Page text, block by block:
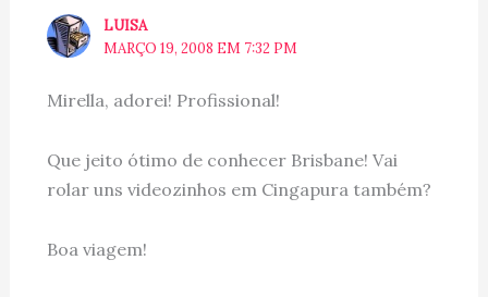
LUISA
MARÇO 19, 2008 EM 7:32 PM
Mirella, adorei! Profissional!
Que jeito ótimo de conhecer Brisbane! Vai
rolar uns videozinhos em Cingapura também?
Boa viagem!